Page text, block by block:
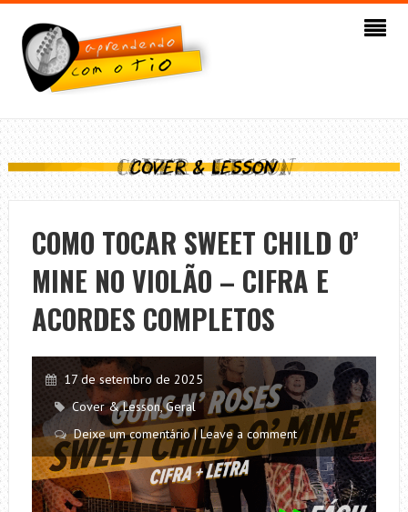
COMO TOCAR SWEET CHILD O’
MINE NO VIOLÃO – CIFRA E
ACORDES COMPLETOS
17 de setembro de 2025
Cover & Lesson,Geral
Deixe um comentário | Leave a comment